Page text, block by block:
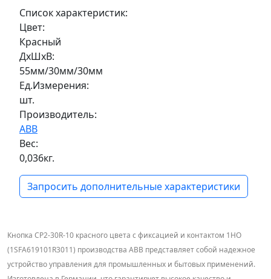
Список характеристик:
Цвет:
Красный
ДxШxВ:
55мм/30мм/30мм
Ед.Измерения:
шт.
Производитель:
ABB
Вес:
0,036кг.
Запросить дополнительные характеристики
Кнопка CP2-30R-10 красного цвета с фиксацией и контактом 1HO
(1SFA619101R3011) производства ABB представляет собой надежное
устройство управления для промышленных и бытовых применений.